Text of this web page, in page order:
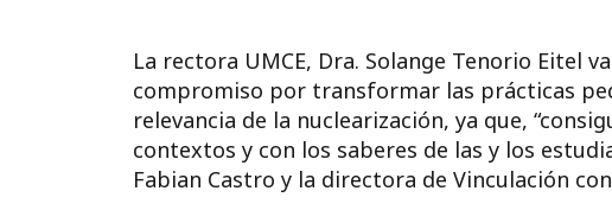
La rectora UMCE, Dra. Solange Tenorio Eitel
compromiso por transformar las prácticas
relevancia de la nuclearización, ya que,
contextos y con los saberes de las y los
Fabian Castro y la directora de Vinculación